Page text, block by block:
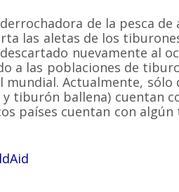
de la pesca
las aletas de los
nuevamente al
a las poblaciones de
mundial. Actualmente, sólo
tiburón ballena) cuentan
países cuentan con
gubernamental chilena y sin fines de
en la conservación de las especies
acuáticos en Chile y el Hemisferio
Vitacura, Santiago de Chile.